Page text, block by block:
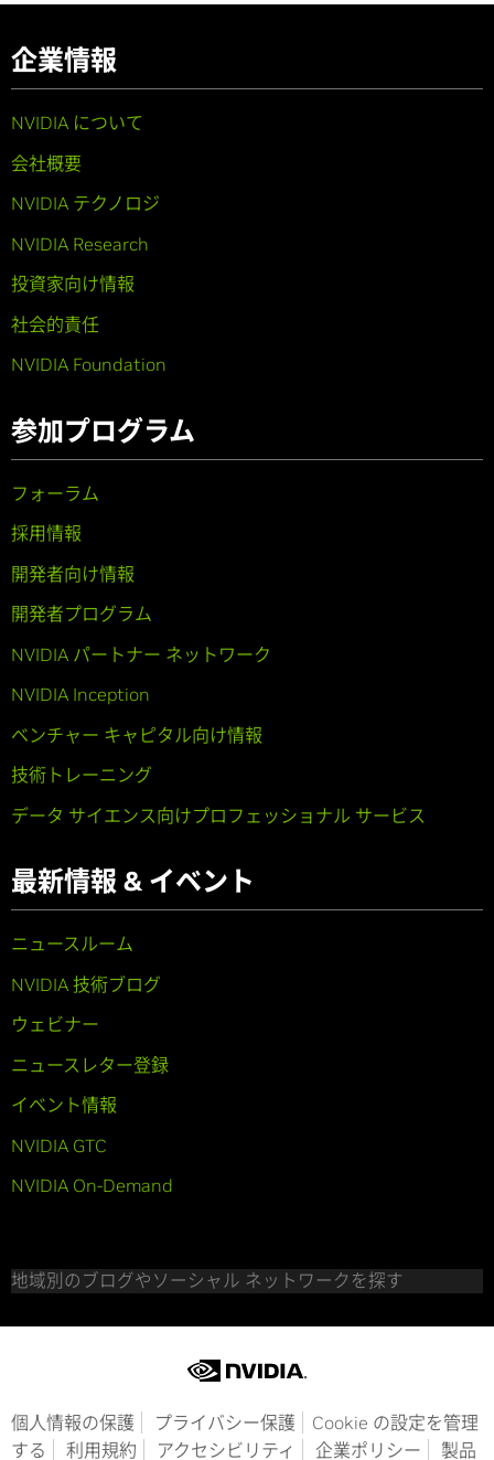
企業情報
NVIDIA について
会社概要
NVIDIA テクノロジ
NVIDIA Research
投資家向け情報
社会的責任
NVIDIA Foundation
参加プログラム
フォーラム
採用情報
開発者向け情報
開発者プログラム
NVIDIA パートナー ネットワーク
NVIDIA Inception
ベンチャー キャピタル向け情報
技術トレーニング
データ サイエンス向けプロフェッショナル サービス
最新情報 & イベント
ニュースルーム
NVIDIA 技術ブログ
ウェビナー
ニュースレター登録
イベント情報
NVIDIA GTC
NVIDIA On-Demand
地域別のブログやソーシャル ネットワークを探す
個人情報の保護 プライバシー保護
Cookie の設定を管理
する
利用規約 アクセシビリティ 企業ポリシー 製品